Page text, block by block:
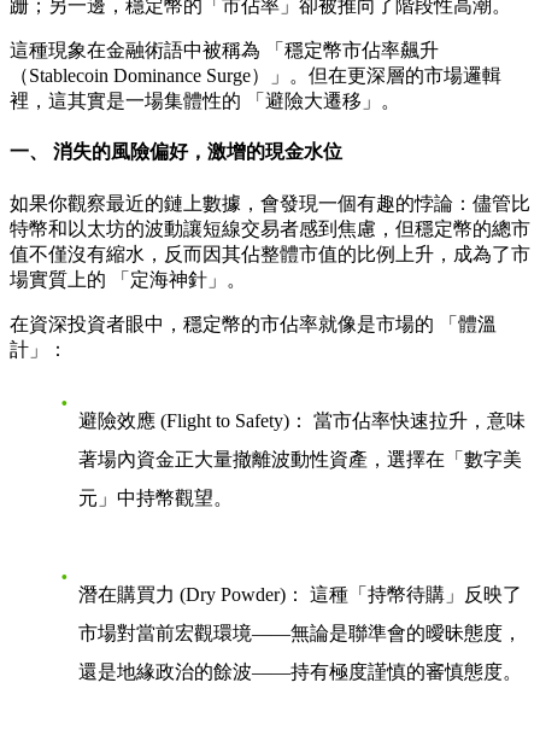
跚；另一邊，穩定幣的「市佔率」卻被推向了階段性高潮。
這種現象在金融術語中被稱為
「穩定幣市佔率飆升
（Stablecoin Dominance Surge）」
。但在更深層的市場邏輯
裡，這其實是一場集體性的
「避險大遷移」 。
一、 消失的風險偏好，激增的現金水位
如果你觀察最近的鏈上數據，會發現一個有趣的悖論：儘管比
特幣和以太坊的波動讓短線交易者感到焦慮，但穩定幣的總市
值不僅沒有縮水，反而因其佔整體市值的比例上升，成為了市
場實質上的
「定海神針」 。
在資深投資者眼中，穩定幣的市佔率就像是市場的
「體溫
計」
：
避險效應 (Flight to Safety)：
當市佔率快速拉升，意味
著場內資金正大量撤離波動性資產，選擇在「數字美
元」中持幣觀望。
潛在購買力 (Dry Powder)：
這種「持幣待購」反映了
市場對當前宏觀環境——無論是聯準會的曖昧態度，
還是地緣政治的餘波——持有極度謹慎的審慎態度。